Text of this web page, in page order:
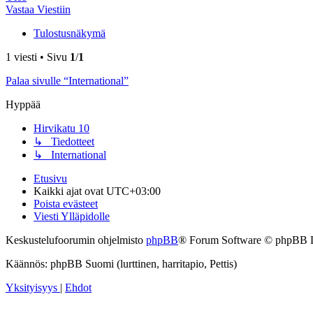
Vastaa Viestiin
Tulostusnäkymä
1 viesti • Sivu 1/1
Palaa sivulle “International”
Hyppää
Hirvikatu 10
↳ Tiedotteet
↳ International
Etusivu
Kaikki ajat ovat UTC+03:00
Poista evästeet
Viesti Ylläpidolle
Keskustelufoorumin ohjelmisto phpBB® Forum Software © phpBB
Käännös: phpBB Suomi (lurttinen, harritapio, Pettis)
Yksityisyys | Ehdot